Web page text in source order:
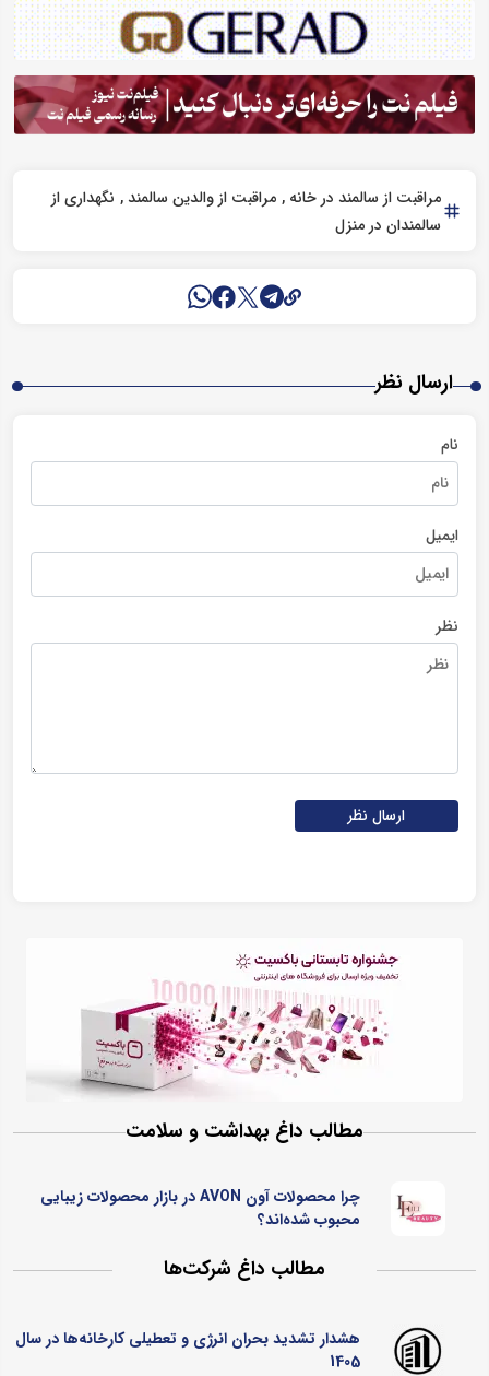
مراقبت از سالمند در خانه مراقبت از والدین سالمند نگهداری از
سالمندان در منزل
ارسال نظر
نام
ایمیل
نظر
ارسال نظر
مطالب داغ بهداشت و سلامت
چرا محصولات آون AVON در بازار محصولات زیبایی
محبوب شده‌اند؟
مطالب داغ شرکت‌ها
هشدار تشدید بحران انرژی و تعطیلی کارخانه‌ها در سال
1405